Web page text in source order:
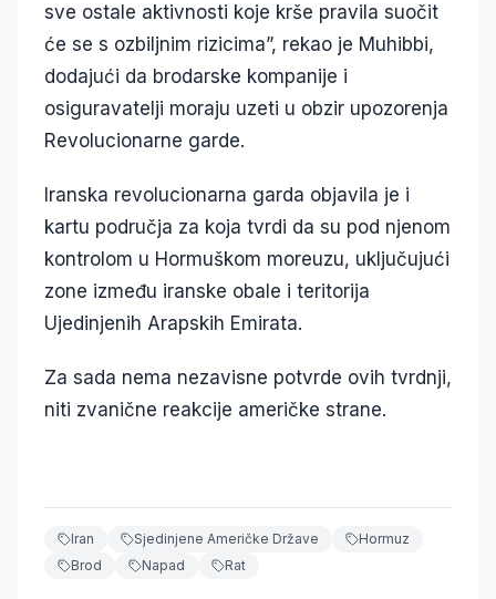
sve ostale aktivnosti koje krše pravila suočit
će se s ozbiljnim rizicima”, rekao je Muhibbi,
dodajući da brodarske kompanije i
osiguravatelji moraju uzeti u obzir upozorenja
Revolucionarne garde.
Iranska revolucionarna garda objavila je i
kartu područja za koja tvrdi da su pod njenom
kontrolom u Hormuškom moreuzu, uključujući
zone između iranske obale i teritorija
Ujedinjenih Arapskih Emirata.
Za sada nema nezavisne potvrde ovih tvrdnji,
niti zvanične reakcije američke strane.
Iran Sjedinjene Američke Države
Hormuz
Brod
Napad Rat